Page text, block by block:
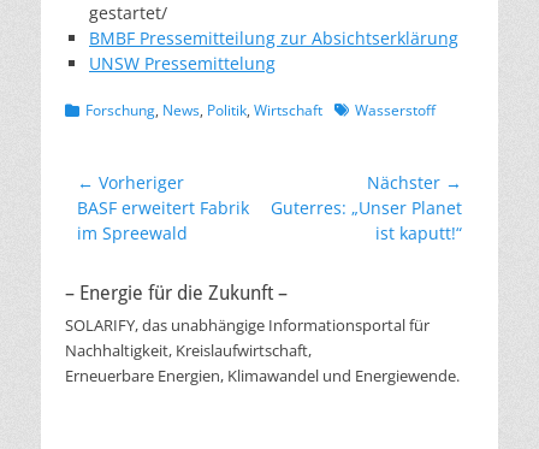
gestartet/
BMBF Pressemitteilung zur Absichtserklärung
UNSW Pressemittelung
Kategorien
Forschung, News, Politik, Wirtschaft Schlagworte
Wasserstoff
Beitragsnavigation
← Vorheriger
Vorheriger
Beitrag:
BASF erweitert Fabrik
im Spreewald
Nächster →
Nächster
Guterres: „Unser Planet
ist kaputt!“
– Energie für die Zukunft –
SOLARIFY, das unabhängige Informationsportal für
Nachhaltigkeit, Kreislaufwirtschaft,
Erneuerbare Energien, Klimawandel und Energiewende.